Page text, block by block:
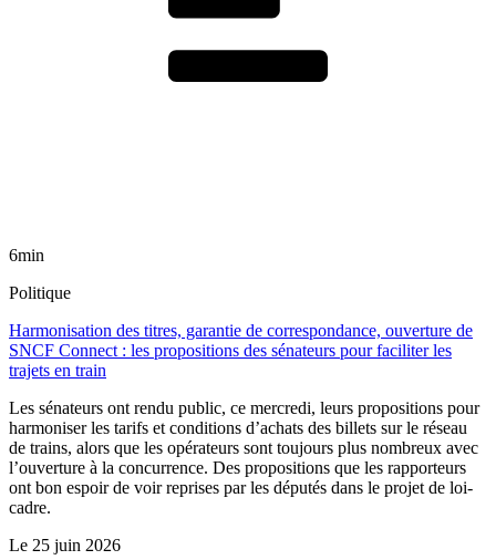
6min
Politique
Harmonisation des titres, garantie de correspondance, ouverture de
SNCF Connect : les propositions des sénateurs pour faciliter les
trajets en train
Les sénateurs ont rendu public, ce mercredi, leurs propositions pour
harmoniser les tarifs et conditions d’achats des billets sur le réseau
de trains, alors que les opérateurs sont toujours plus nombreux avec
l’ouverture à la concurrence. Des propositions que les rapporteurs
ont bon espoir de voir reprises par les députés dans le projet de loi-
cadre.
Le 25 juin 2026